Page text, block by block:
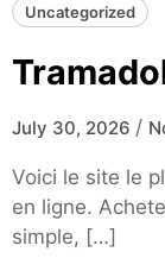
Uncategorized
July 30, 2026 /
Voici le site le
en ligne.
simple, […]